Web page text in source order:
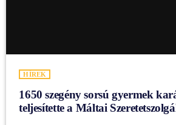
HÍREK
1650 szegény sorsú gyermek
teljesítette a Máltai